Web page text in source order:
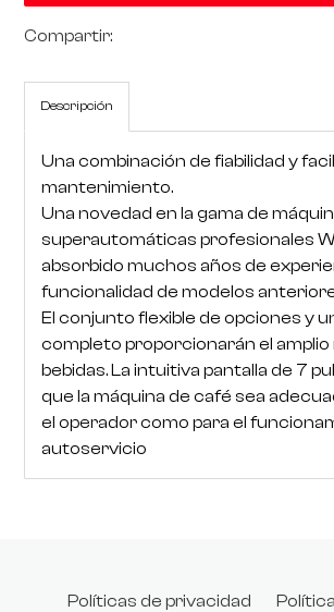
Compartir:
Descripción
Una combinación de fiabilidad y
mantenimiento.
Una novedad en la gama de
superautomáticas profesionales
absorbido muchos años de
funcionalidad de modelos
El conjunto flexible de opciones y
completo proporcionarán el amplio
bebidas. La intuitiva pantalla de 7
que la máquina de café sea
el operador como para el
autoservicio
Políticas de privacidad
byRoarTheme